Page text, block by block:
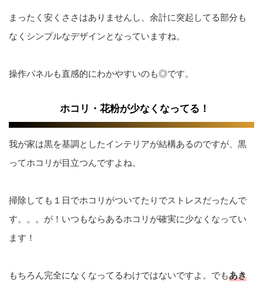
まったく安くささはありませんし、余計に突起してる部分も
なくシンプルなデザインとなっていますね。
操作パネルも直感的にわかやすいのも◎です。
ホコリ・花粉が少なくなってる！
我が家は黒を基調としたインテリアが結構あるのですが、黒
ってホコリが目立つんですよね。
掃除しても１日でホコリがついてたりでストレスだったんで
す。。。が！いつもならあるホコリが確実に少なくなってい
ます！
もちろん完全になくなってるわけではないですよ。でもあき